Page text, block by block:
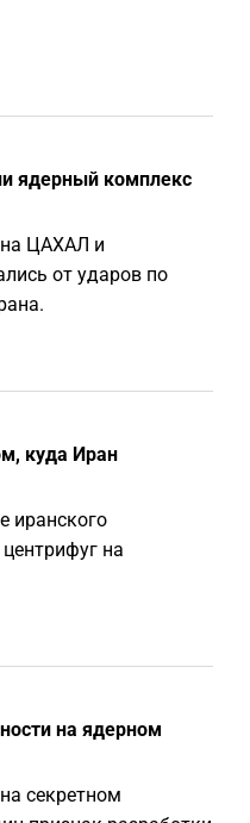
ядерный комплекс
ЦАХАЛ и
от ударов по
куда Иран
иранского
на
на ядерном
секретном